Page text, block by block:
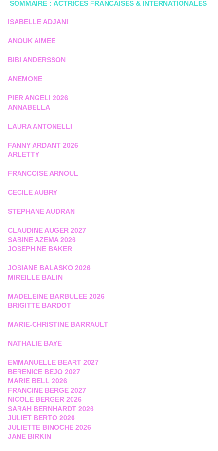
SOMMAIRE : ACTRICES FRANCAISES & INTERNATIONALES
ISABELLE ADJANI
ANOUK AIMEE
BIBI ANDERSSON
ANEMONE
PIER ANGELI 2026
ANNABELLA
LAURA ANTONELLI
FANNY ARDANT 2026
ARLETTY
FRANCOISE ARNOUL
CECILE AUBRY
STEPHANE AUDRAN
CLAUDINE AUGER 2027
SABINE AZEMA 2026
JOSEPHINE BAKER
JOSIANE BALASKO 2026
MIREILLE BALIN
MADELEINE BARBULEE 2026
BRIGITTE BARDOT
MARIE-CHRISTINE BARRAULT
NATHALIE BAYE
EMMANUELLE BEART 2027
BERENICE BEJO 2027
MARIE BELL 2026
FRANCINE BERGE 2027
NICOLE BERGER 2026
SARAH BERNHARDT 2026
JULIET BERTO 2026
JULIETTE BINOCHE 2026
JANE BIRKIN